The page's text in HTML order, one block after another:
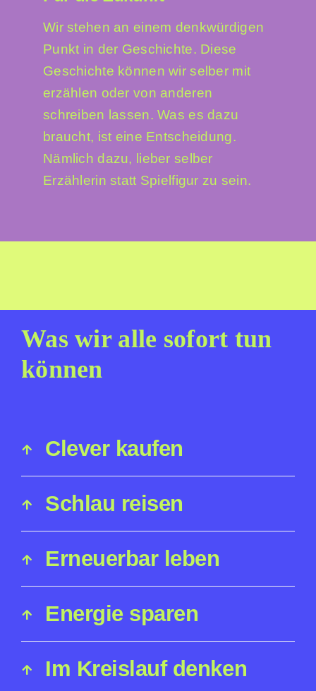
Wir stehen an einem denkwürdigen
Punkt in der Geschichte. Diese
Geschichte können wir selber mit
erzählen oder von anderen
schreiben lassen. Was es dazu
braucht, ist eine Entscheidung.
Nämlich dazu, lieber selber
Erzählerin statt Spielfigur zu sein.
Was wir alle sofort tun
können
Clever kaufen
Schlau reisen
Erneuerbar leben
Energie sparen
Im Kreislauf denken